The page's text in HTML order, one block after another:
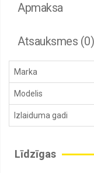
Spoguļu
Gāzes
Restes,
Restu
uzlikas,
Joslas
Buferi,
buferu
uzlikas,
spoileri
Apmaksa
Atsauksmes (0)
Marka
Modelis
Izlaiduma gadi
Līdzīgas